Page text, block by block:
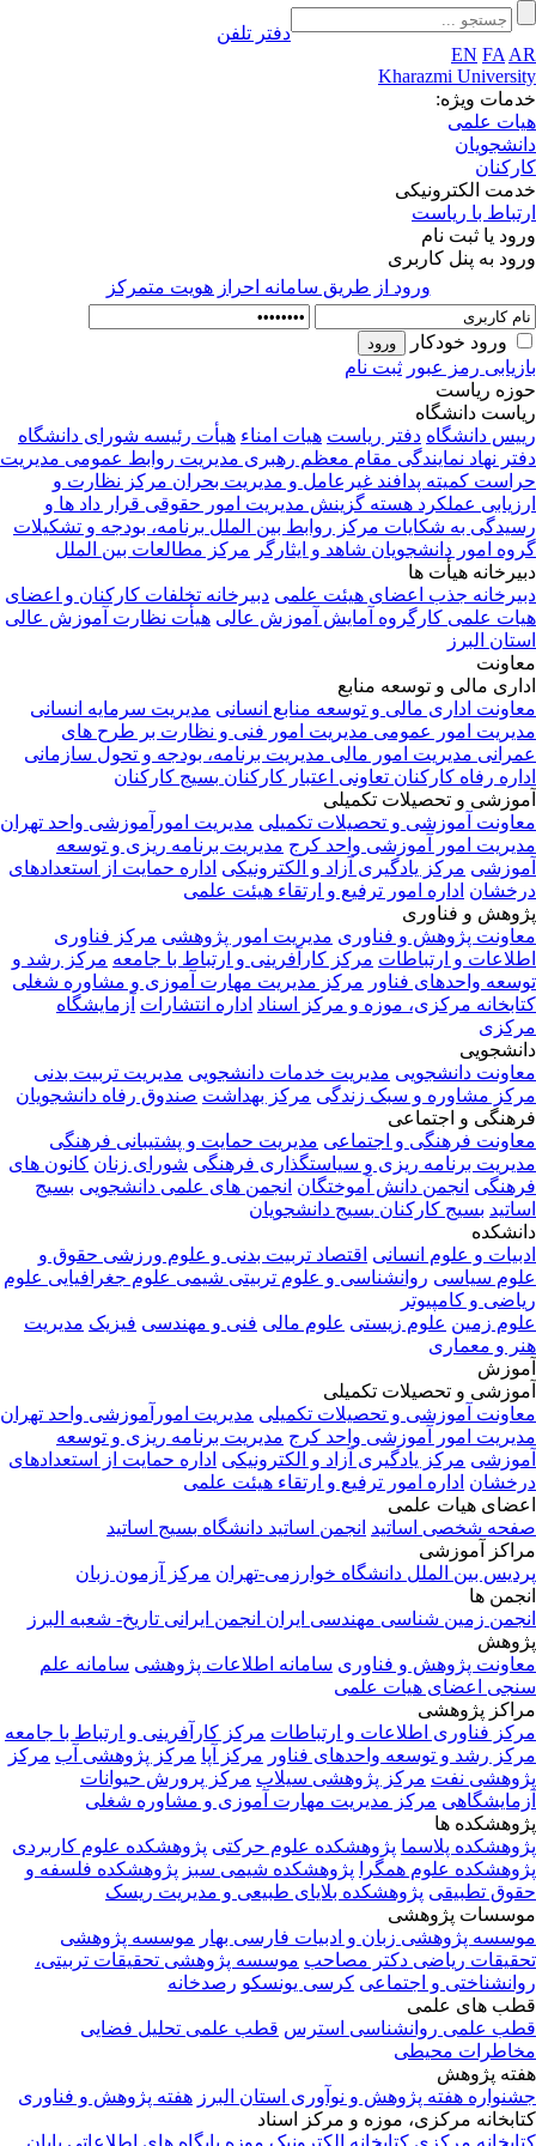
دفتر تلفن
EN FA AR
Kharazmi University
خدمات ویژه:
هیات علمی
دانشجویان
کارکنان
خدمت الکترونیکی
ارتباط با ریاست
ورود یا ثبت نام
ورود به پنل کاربری
ورود از طريق سامانه احراز هويت متمركز
ورود خودکار
بازیابی رمز عبور ثبت نام
حوزه ریاست
ریاست دانشگاه
رییس دانشگاه دفتر ریاست هیات امناء هیأت رئیسه شورای دانشگاه
دفتر نهاد نمایندگی مقام معظم رهبری مدیریت روابط عمومی مدیریت
حراست کمیته پدافند غیرعامل و مدیریت بحران مرکز نظارت و
ارزیابی عملکرد هسته گزینش مدیریت امور حقوقی قرار داد ها و
رسیدگی به شکایات مرکز روابط بین الملل برنامه، بودجه و تشکیلات
گروه امور دانشجویان شاهد و ایثارگر مرکز مطالعات بین الملل
دبیرخانه هیأت ها
دبیرخانه جذب اعضای هیئت علمی دبیرخانه تخلفات کارکنان و اعضای
هیات علمی کارگروه آمایش آموزش عالی هیأت نظارت آموزش عالی
استان البرز
معاونت
اداری مالی و توسعه منابع
معاونت اداری مالی و توسعه منابع انسانی مدیریت سرمایه انسانی
مدیریت امور عمومی مدیریت امور فنی و نظارت بر طرح های
عمرانی مدیریت امور مالی مدیریت برنامه، بودجه و تحول سازمانی
اداره رفاه کارکنان تعاونی اعتبار کارکنان بسیج کارکنان
آموزشی و تحصیلات تکمیلی
معاونت آموزشی و تحصیلات تکمیلی مدیریت امورآموزشی واحد تهران
مدیریت امور آموزشی واحد کرج مدیریت برنامه ریزی و توسعه
آموزشی مرکز یادگیری آزاد و الکترونیکی اداره حمایت از استعدادهای
درخشان اداره امور ترفیع و ارتقاء هیئت علمی
پژوهش و فناوری
معاونت پژوهش و فناوری مدیریت امور پژوهشی مرکز فناوری
اطلاعات و ارتباطات مرکز کارآفرینی و ارتباط با جامعه مرکز رشد و
توسعه واحدهای فناور مرکز مدیریت مهارت آموزی و مشاوره شغلی
کتابخانه مرکزی، موزه و مرکز اسناد اداره انتشارات آزمایشگاه
مرکزی
دانشجویی
معاونت دانشجویی مدیریت خدمات دانشجویی مدیریت تربیت بدنی
مرکز مشاوره و سبک زندگی مرکز بهداشت صندوق رفاه دانشجویان
فرهنگی و اجتماعی
معاونت فرهنگی و اجتماعی مدیریت حمایت و پشتیبانی فرهنگی
مدیریت برنامه ریزی و سیاستگذاری فرهنگی شورای زنان کانون های
فرهنگی انجمن دانش آموختگان انجمن های علمی دانشجویی بسیج
اساتید بسیج کارکنان بسیج دانشجویان
دانشکده
ادبیات و علوم انسانی اقتصاد تربیت بدنی و علوم ورزشی حقوق و
علوم سیاسی روانشناسی و علوم تربیتی شیمی علوم جغرافیایی علوم
ریاضی و کامپیوتر
علوم زمین علوم زیستی علوم مالی فنی و مهندسی فیزیک مدیریت
هنر و معماری
آموزش
آموزشی و تحصیلات تکمیلی
معاونت آموزشی و تحصیلات تکمیلی مدیریت امورآموزشی واحد تهران
مدیریت امور آموزشی واحد کرج مدیریت برنامه ریزی و توسعه
آموزشی مرکز یادگیری آزاد و الکترونیکی اداره حمایت از استعدادهای
درخشان اداره امور ترفیع و ارتقاء هیئت علمی
اعضای هیات علمی
صفحه شخصی اساتید انجمن اساتید دانشگاه بسیج اساتید
مراکز آموزشی
پردیس بین الملل دانشگاه خوارزمی-تهران مرکز آزمون زبان
انجمن ها
انجمن زمین شناسی مهندسی ایران انجمن ایرانی تاریخ- شعبه البرز
پژوهش
معاونت پژوهش و فناوری سامانه اطلاعات پژوهشی سامانه علم
سنجی اعضای هیات علمی
مراکز پژوهشی
مرکز فناوری اطلاعات و ارتباطات مرکز کارآفرینی و ارتباط با جامعه
مرکز رشد و توسعه واحدهای فناور مرکز آپا مرکز پژوهشی آب مرکز
پژوهشی نفت مرکز پژوهشی سیلاب مرکز پرورش حیوانات
آزمایشگاهی مرکز مدیریت مهارت آموزی و مشاوره شغلی
پژوهشکده ها
پژوهشکده پلاسما پژوهشکده علوم حرکتی پژوهشکده علوم کاربردی
پژوهشکده علوم همگرا
پژوهشکده شیمی سبز پژوهشکده فلسفه و
حقوق تطبیقی پژوهشکده بلایای طبیعی و مدیریت ریسک
موسسات پژوهشی
موسسه پژوهشی زبان و ادبیات فارسی بهار موسسه پژوهشی
تحقیقات ریاضی دکتر مصاحب موسسه پژوهشی تحقیقات تربیتی،
روانشناختی و اجتماعی کرسی یونسکو رصدخانه
قطب های علمی
قطب علمی روانشناسی استرس قطب علمی تحلیل فضایی
مخاطرات محیطی
هفته پژوهش
جشنواره هفته پژوهش و نوآوری استان البرز هفته پژوهش و فناوری
کتابخانه مرکزی، موزه و مرکز اسناد
کتابخانه مرکزی کتابخانه الکترونیک موزه پایگاه های اطلاعاتی پایان